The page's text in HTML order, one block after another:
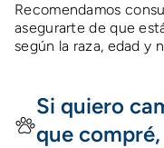
Recomendamos
asegurarte de que
según la raza, edad y
Si quiero
que